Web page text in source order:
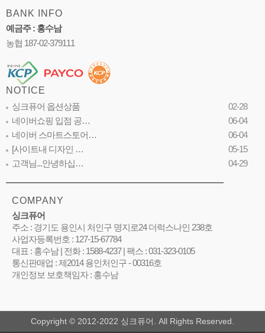
BANK INFO
예금주 : 홍수남
농협 187-02-379111
NOTICE
싱크퓨어 옵션상품
02-28
네이버쇼핑 입점 공…
06-04
네이버 스마트스토어…
06-04
[사이트내 디자인 …
05-15
고객님...안녕하십…
04-29
COMPANY
싱크퓨어
주소 : 경기도 용인시 처인구 명지로24 더럭스나인 238호
사업자등록번호 : 127-15-67784
대표 : 홍수남 | 전화 : 1588-4237 | 팩스 : 031-323-0105
통신판매업 : 제2014 용인처인구 - 00316호
개인정보 보호책임자 : 홍수남
Copyright © 2012-2022 싱크퓨어. All Rights Reserved.